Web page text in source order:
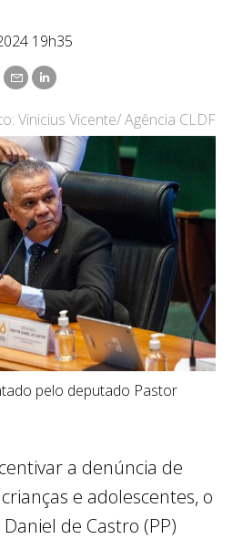
19h35
Vinicius Vicente/ Agência CLDF
pelo deputado Pastor
a denúncia de
e adolescentes, o
de Castro (PP)